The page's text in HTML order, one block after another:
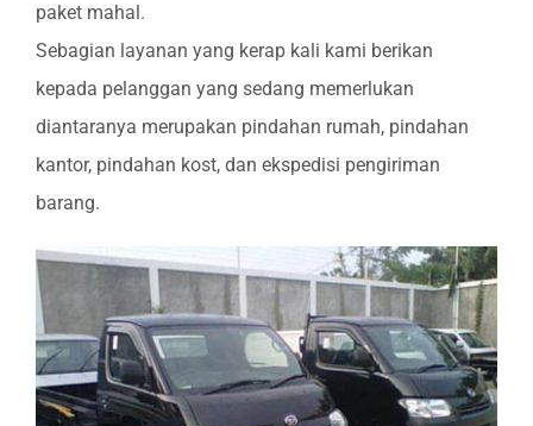
paket mahal.
Sebagian layanan yang kerap kali kami berikan
kepada pelanggan yang sedang memerlukan
diantaranya merupakan pindahan rumah, pindahan
kantor, pindahan kost, dan ekspedisi pengiriman
barang.